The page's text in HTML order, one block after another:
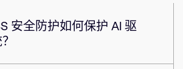
安全防护如何保护 AI 驱